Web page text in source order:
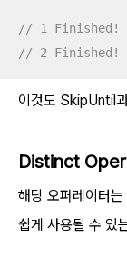
// 1 Finished!
// 2 Finished!
이것도 SkipUntil
Distinct
해당 오퍼레이터는
쉽게 사용될 수 있